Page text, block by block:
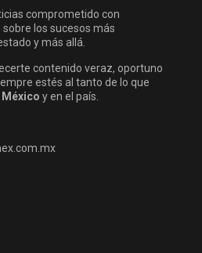
comprometido con
los sucesos más
y más allá.
contenido veraz, oportuno
estés al tanto de lo que
México y en el país.